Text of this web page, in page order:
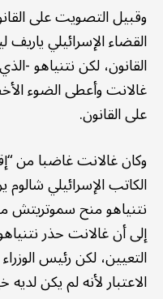
وقبيل التصويت على
القضاء الإسرائيلي
القانون، لكن نتنياهو -
غالانت وأعطى الضوء
على القانون.
وكان غالانت غاضبا من
الكاتب الإسرائيلي
نتنياهو منح سموتريتش
إلى أن غالانت حذر
التعيين، لكن رئيس
الاعتبار لأنه لم يكن لديه